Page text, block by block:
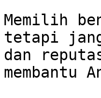
Memilih
tetapi
dan
membantu